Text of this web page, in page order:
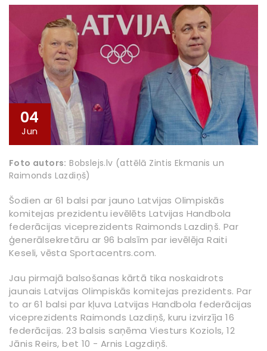
04
Jun
Foto autors: Bobslejs.lv (attēlā Zintis Ekmanis un
Raimonds Lazdiņš)
Šodien ar 61 balsi par jauno Latvijas Olimpiskās
komitejas prezidentu ievēlēts Latvijas Handbola
federācijas viceprezidents Raimonds Lazdiņš. Par
ģenerālsekretāru ar 96 balsīm par ievēlēja Raiti
Keseli, vēsta Sportacentrs.com.
Jau pirmajā balsošanas kārtā tika noskaidrots
jaunais Latvijas Olimpiskās komitejas prezidents. Par
to ar 61 balsi par kļuva Latvijas Handbola federācijas
viceprezidents Raimonds Lazdiņš, kuru izvirzīja 16
federācijas. 23 balsis saņēma Viesturs Koziols, 12
Jānis Reirs, bet 10 - Arnis Lagzdiņš.